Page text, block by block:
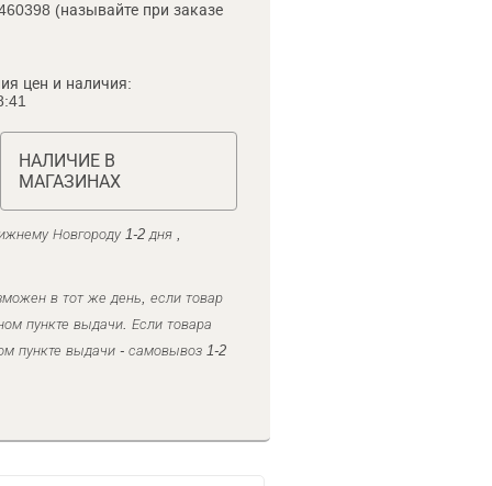
(называйте при заказе
цен и наличия:
НАЛИЧИЕ В
МАГАЗИНАХ
Новгороду 1-2 дня ,
в тот же день, если товар
пункте выдачи. Если товара
пункте выдачи - самовывоз 1-2